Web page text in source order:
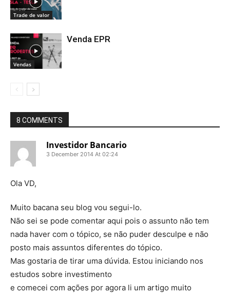
Trade de valor
Vendas
Venda EPR
8 COMMENTS
Investidor Bancario
3 December 2014 At 02:24
Ola VD,
Muito bacana seu blog vou segui-lo.
Não sei se pode comentar aqui pois o assunto não tem
nada haver com o tópico, se não puder desculpe e não
posto mais assuntos diferentes do tópico.
Mas gostaria de tirar uma dúvida. Estou iniciando nos
estudos sobre investimento
e comecei com ações por agora li um artigo muito